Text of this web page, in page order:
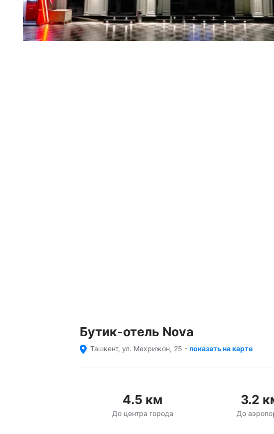
Бутик-отель Nova
Ташкент, ул. Мехрижон, 25 - показать на карте
4.5 км
До центра города
3.2
До